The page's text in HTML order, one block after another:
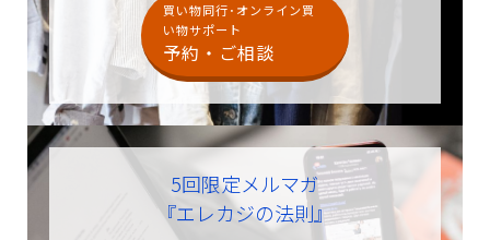
買い物同行･オンライン買
い物サポート
予約・ご相談
5回限定メルマガ
『エレカジの法則』